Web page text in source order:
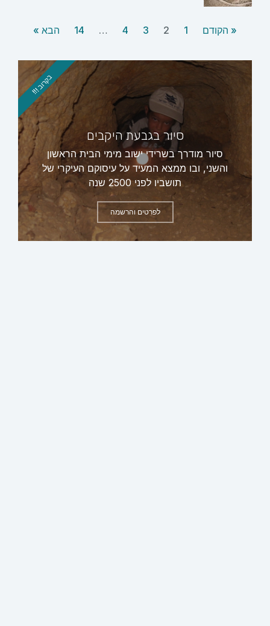
« הקודם 1
2
3
4
…
14 הבא »
סיור בגבעת היקבים
סיור מודרך בשרידי ישוב מימי הבית הראשון
והשני, ובו ממצא המעיד על עיסוקם העיקרי של
תושביו לפני 2500 שנה
לפרטים והרשמה
בקרוב !!!